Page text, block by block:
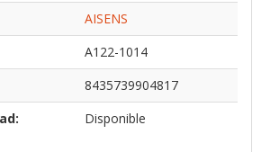
AISENS
A122-1014
8435739904817
Disponible